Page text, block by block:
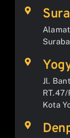
Jl.
Kota